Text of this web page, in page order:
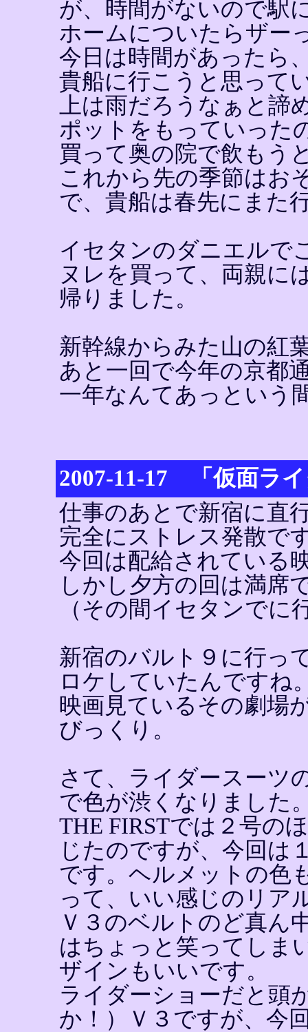
が、時間がないので駅
ホームについたらザー
今日は時間があったら
貴船に行こうと思って
上は雨だろうなぁと諦
ポットをもっていった
買って奥の院で飲もう
これから先の季節はお
で、貴船は春先にまた
イセタンのダニエルで
ヌレを買って、両親に
帰りました。
新幹線からみた山の紅
あと一回で今年の京都
一年なんてあっという
2007-11-17 「仮面ラ
仕事のあとで新宿に直
完全にストレス発散で
今回は配給されている
しかし夕方の回は満席
（その間イセタンでに
新宿のバルト９に行っ
ロケしていたんですね
映画見ているその劇場
びっくり。
さて、ライダースーツ
で色が渋くなりました
THE FIRSTでは２号の
じたのですが、今回は
です。ヘルメットの色
って、いい感じのリア
Ｖ３のベルトのど真ん
はちょっと笑ってしま
ザインもいいです。
ライダーショーだと頭
か！）Ｖ３ですが、今